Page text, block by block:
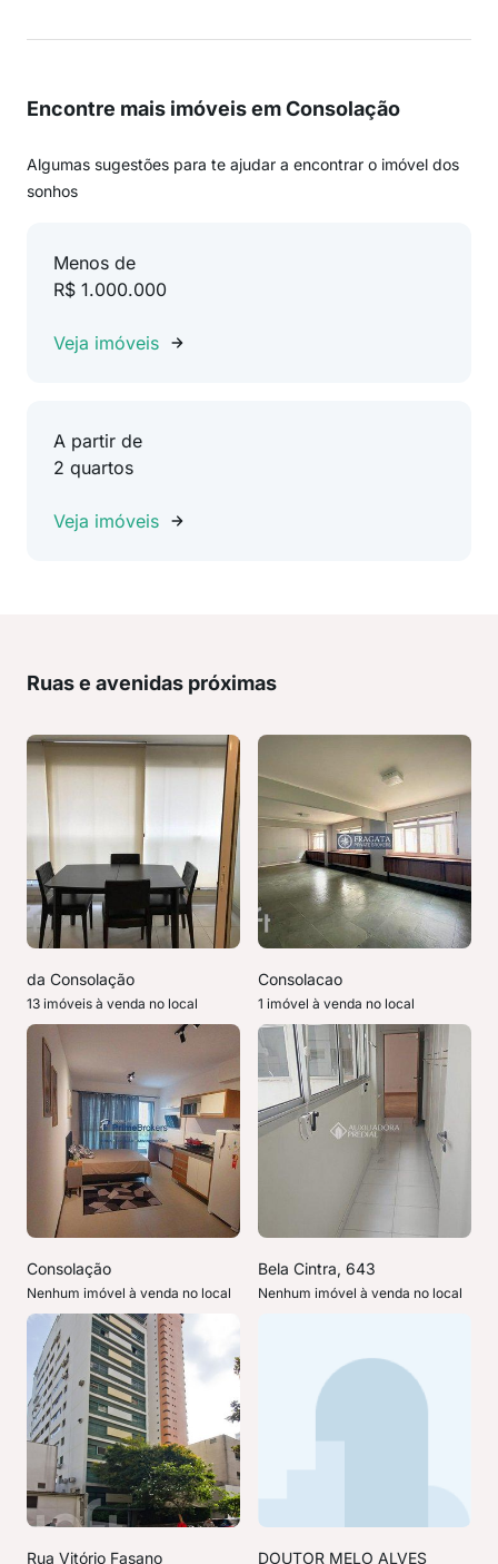
Encontre mais imóveis em Consolação
Algumas sugestões para te ajudar a encontrar o imóvel dos
sonhos
Menos de
R$ 1.000.000
Veja imóveis
A partir de
2 quartos
Veja imóveis
Ruas e avenidas próximas
da Consolação
13 imóveis à venda no local
Consolacao
1 imóvel à venda no local
Consolação
Nenhum imóvel à venda no local
Bela Cintra, 643
Nenhum imóvel à venda no local
Rua Vitório Fasano DOUTOR MELO ALVES